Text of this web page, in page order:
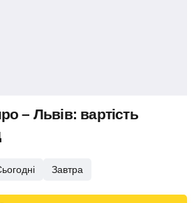
– Львів: вартість
Завтра